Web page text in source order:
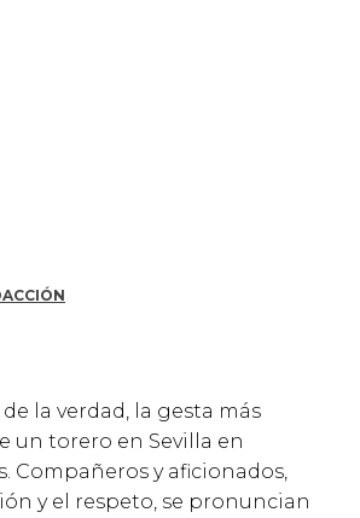
la verdad, la gesta más
un torero en Sevilla en
Compañeros y aficionados,
y el respeto, se pronuncian